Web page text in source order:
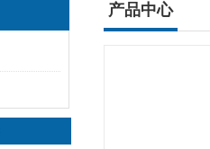
产品中心